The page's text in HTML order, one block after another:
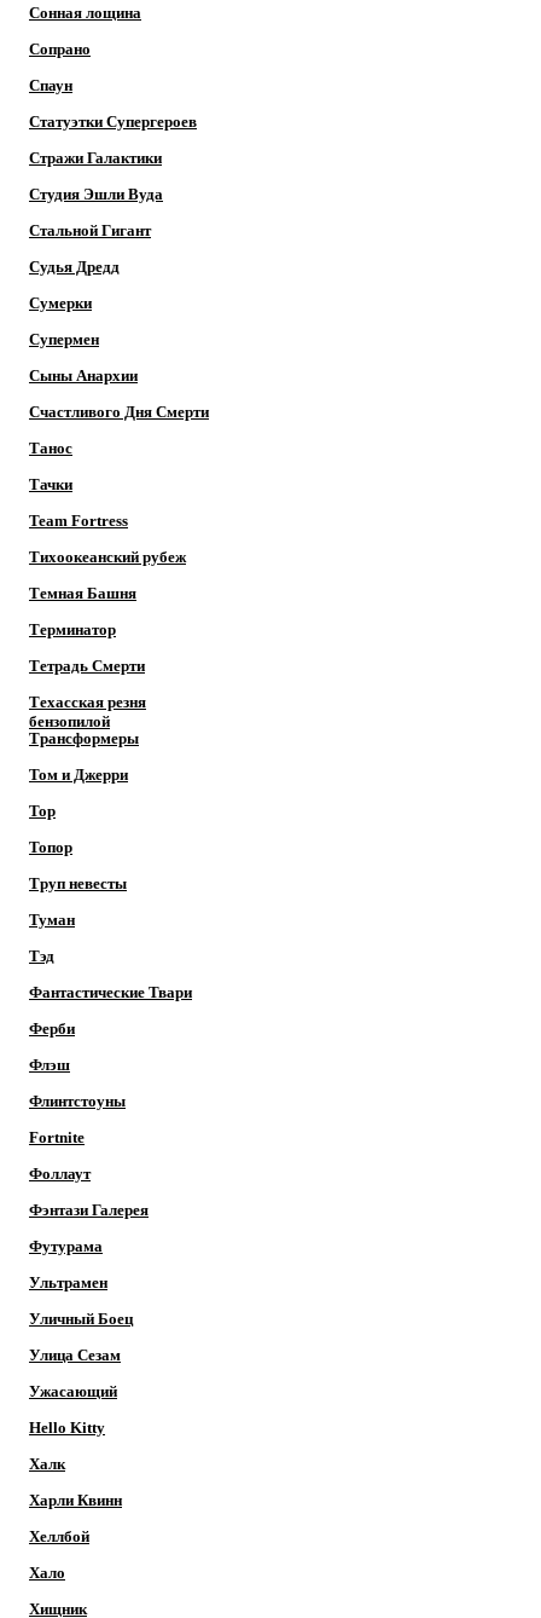
Сонная лощина
Сопрано
Спаун
Статуэтки Супергероев
Стражи Галактики
Студия Эшли Вуда
Стальной Гигант
Судья Дредд
Сумерки
Супермен
Сыны Анархии
Счастливого Дня Смерти
Танос
Тачки
Team Fortress
Тихоокеанский рубеж
Темная Башня
Терминатор
Тетрадь Смерти
Техасская резня
бензопилой
Трансформеры
Том и Джерри
Тор
Топор
Труп невесты
Туман
Тэд
Фантастические Твари
Ферби
Флэш
Флинтстоуны
Fortnite
Фоллаут
Фэнтази Галерея
Футурама
Ультрамен
Уличный Боец
Улица Сезам
Ужасающий
Hello Kitty
Халк
Харли Квинн
Хеллбой
Хало
Хищник